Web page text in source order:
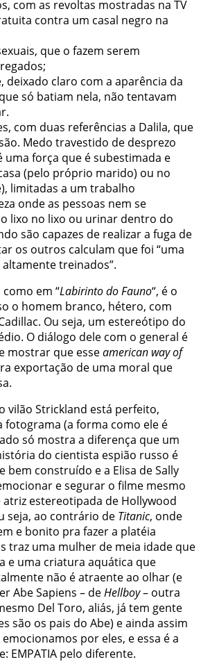
com as revoltas mostradas na TV
contra um casal negro na
que o fazem serem
deixado claro com a aparência da
só batiam nela, não tentavam
com duas referências a Dalila, que
Medo travestido de desprezo
uma força que é subestimada e
(pelo próprio marido) ou no
limitadas a um trabalho
onde as pessoas nem se
lixo no lixo ou urinar dentro do
são capazes de realizar a fuga de
os outros calculam que foi “uma
treinados”.
em “Labirinto do Fauno“, é o
o homem branco, hétero, com
Ou seja, um estereótipo do
O diálogo dele com o general é
mostrar que esseamerican way of
exportação de uma moral que
vilão Strickland está perfeito,
fotograma (a forma como ele é
só mostra a diferença que um
do cientista espião russo é
bem construído e a Elisa de Sally
e segurar o filme mesmo
estereotipada de Hollywood
seja, ao contrário de Titanic, onde
e bonito pra fazer a platéia
traz uma mulher de meia idade que
e uma criatura aquática que
não é atraente ao olhar (e
Abe Sapiens – deHellboy– outra
Del Toro, aliás, já tem gente
são os pais do Abe) e ainda assim
por eles, e essa é a
EMPATIA pelo diferente.